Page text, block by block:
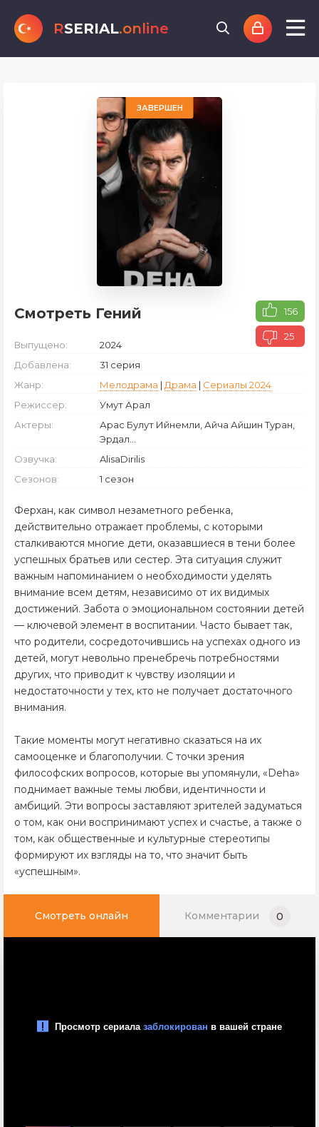
RSERIAL.online
ЗАВЕРШЕН
Смотреть Гений 156
25
Выпущено:
2024
Добавлена:
31 серия
Жанр:
Мелодрама | Драма | Сериалы 2024
Режиссер:
Умут Арал
Актеры:
Арас Булут Ийнемли, Айча Айшин Туран,
Эрдал...
Озвучка:
AlisaDirilis
Сезонов:
1 сезон
Ферхан, как символ незаметного ребенка,
действительно отражает проблемы, с которыми
сталкиваются многие дети, оказавшиеся в тени более
успешных братьев или сестер. Эта ситуация служит
важным напоминанием о необходимости уделять
внимание всем детям, независимо от их видимых
достижений. Забота о эмоциональном состоянии детей
— ключевой элемент в воспитании. Часто бывает так,
что родители, сосредоточившись на успехах одного из
детей, могут невольно пренебречь потребностями
других, что приводит к чувству изоляции и
недостаточности у тех, кто не получает достаточного
внимания.
Такие моменты могут негативно сказаться на их
самооценке и благополучии. С точки зрения
философских вопросов, которые вы упомянули, «Deha»
поднимает важные темы любви, идентичности и
амбиций. Эти вопросы заставляют зрителей задуматься
о том, как они воспринимают успех и счастье, а также о
том, как общественные и культурные стереотипы
формируют их взгляды на то, что значит быть
«успешным».
Смотреть онлайн Комментарии 0